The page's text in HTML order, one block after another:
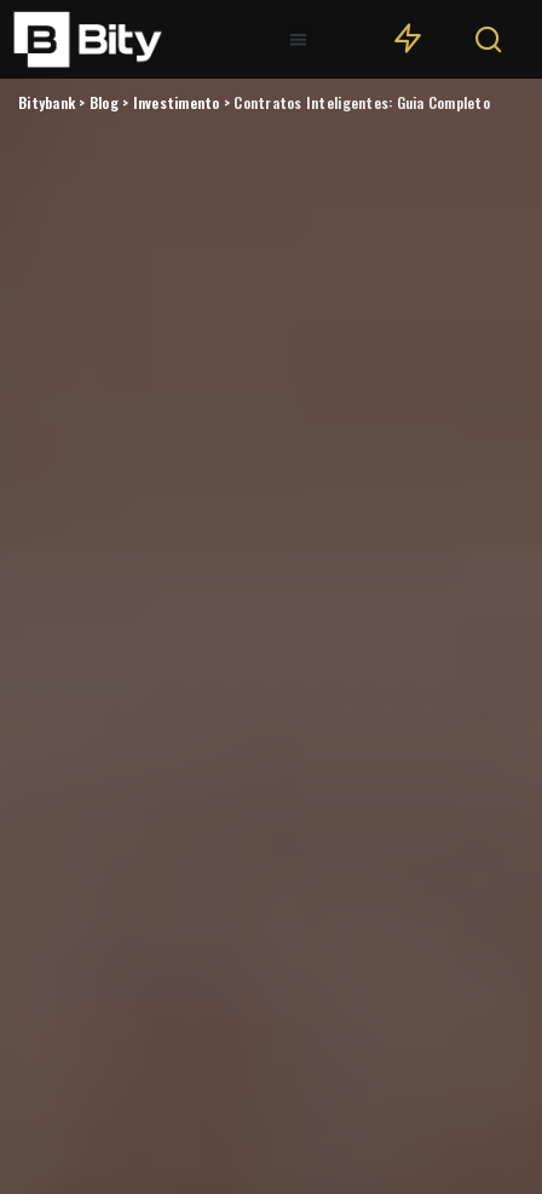
Bitybank > Blog> Investimento > Contratos Inteligentes: Guia Completo